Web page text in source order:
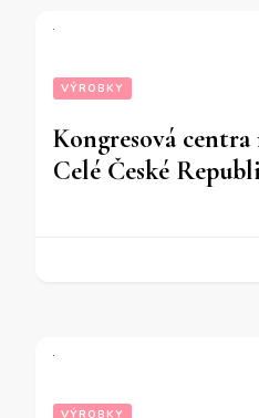
VÝROBKY
Kongresová centra
Celé České
VÝROBKY